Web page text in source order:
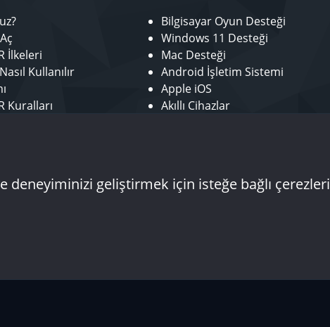
İlkeleri
Kullanılır
Kuralları
- Bize Katıl
Bilgisayar Oyun Desteği
Windows 11 Desteği
Mac Desteği
Android İşletim Sistemi
Apple iOS
Akıllı Cihazlar
deneyiminizi geliştirmek için isteğe bağlı çerezleri